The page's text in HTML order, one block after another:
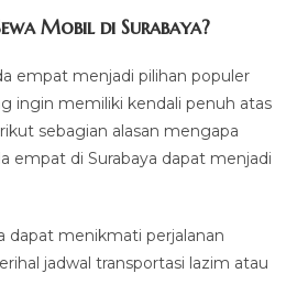
Mobil di Surabaya?
empat menjadi pilihan populer
ingin memiliki kendali penuh atas
sebagian alasan mengapa
empat di Surabaya dapat menjadi
dapat menikmati perjalanan
jadwal transportasi lazim atau